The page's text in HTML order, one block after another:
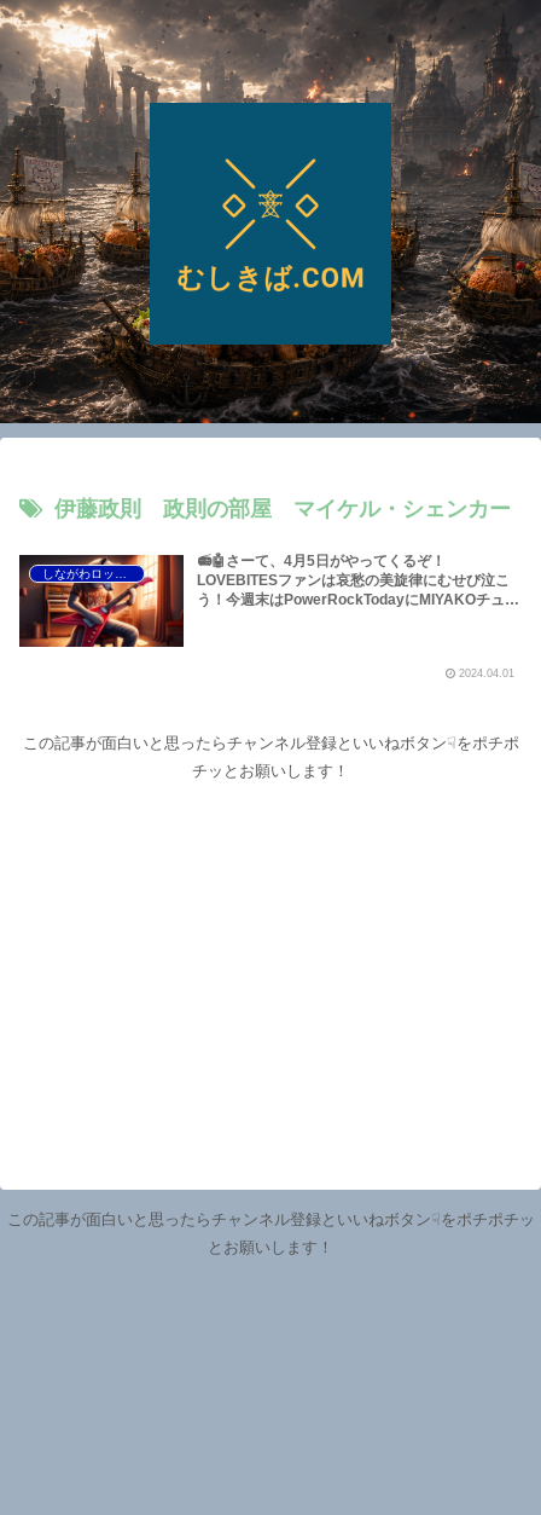
伊藤政則 政則の部屋 マイケル・シェンカー
📻🤖さーて、4月5日がやってくるぞ！
LOVEBITESファンは哀愁の美旋律にむせび泣こ
う！今週末はPowerRockTodayにMIYAKOチュー
2024.04.01
この記事が面白いと思ったらチャンネル登録といいねボタン☟をポチポ
チッとお願いします！
この記事が面白いと思ったらチャンネル登録といいねボタン☟をポチポチッ
とお願いします！